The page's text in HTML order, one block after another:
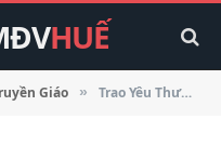
HUẾ
Giáo » Trao Yêu Thương, Nhận Hy Vọng